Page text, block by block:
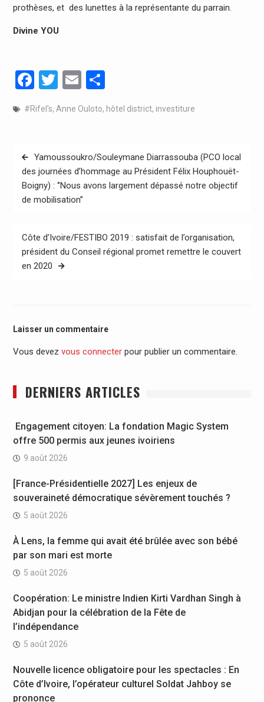
prothèses, et des lunettes à la représentante du parrain.
Divine YOU
Facebook
Twitter
EmailPartager
#Rifel's, Anne Ouloto, hôtel district, investiture
Navigation
de
l’article
Yamoussoukro/Souleymane Diarrassouba (PCO local
des journées d’hommage au Président Félix Houphouët-
Boigny) : ‘’Nous avons largement dépassé notre objectif
de mobilisation’’
Côte d’Ivoire/FESTIBO 2019 : satisfait de l’organisation,
président du Conseil régional promet remettre le couvert
en 2020
Laisser un commentaire
Vous devez vous connecterpour publier un commentaire.
DERNIERS ARTICLES
Engagement citoyen: La fondation Magic System
offre 500 permis aux jeunes ivoiriens
9 août 2026
[France-Présidentielle 2027] Les enjeux de
souveraineté démocratique sévèrement touchés ?
5 août 2026
À Lens, la femme qui avait été brûlée avec son bébé
par son mari est morte
5 août 2026
Coopération: Le ministre Indien Kirti Vardhan Singh à
Abidjan pour la célébration de la Fête de
l’indépendance
5 août 2026
Nouvelle licence obligatoire pour les spectacles : En
Côte d’Ivoire, l’opérateur culturel Soldat Jahboy se
prononce